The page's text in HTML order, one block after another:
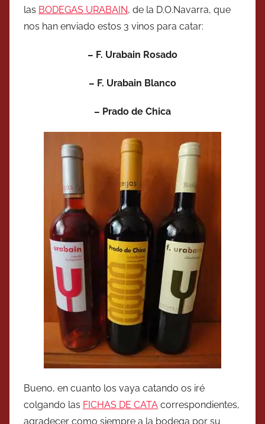
las BODEGAS URABAIN, de la D.O.Navarra, que
nos han enviado estos 3 vinos para catar:
– F. Urabain Rosado
– F. Urabain Blanco
– Prado de Chica
Bueno, en cuanto los vaya catando os iré
colgando las FICHAS DE CATA correspondientes,
agradecer como siempre a la bodega por su